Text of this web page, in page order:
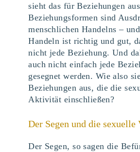
sieht das für Beziehungen
Beziehungsformen sind
menschlichen Handelns –
Handeln ist richtig und gut,
nicht jede Beziehung. Und
auch nicht einfach jede
gesegnet werden. Wie also
Beziehungen aus, die die
Aktivität einschließen?
Der Segen und die sexuelle
Der Segen, so sagen die